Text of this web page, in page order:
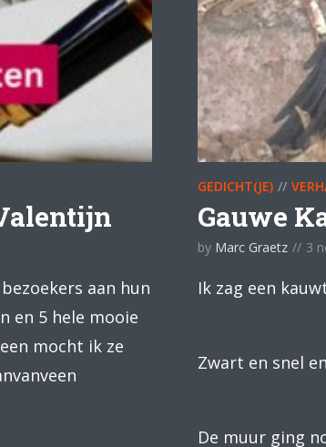
aan hun
en 5 hele mooie
mocht ik ze
GEDICHT(JE)
Gauwe
by Marc Graetz 3
Ik zag een
Zwart en snel
De muur ging